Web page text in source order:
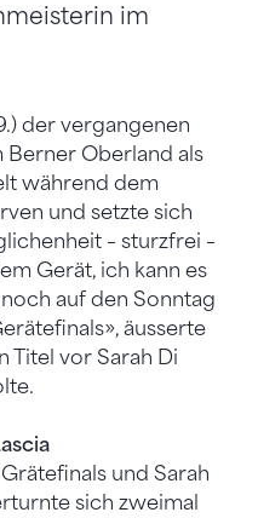
im
der vergangenen
Berner Oberland als
während dem
und setzte sich
– sturzfrei –
Gerät, ich kann es
auf den Sonntag
äusserte
Titel vor Sarah Di
und Sarah
sich zweimal